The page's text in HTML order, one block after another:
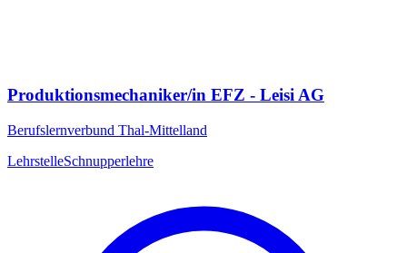
Produktionsmechaniker/in EFZ - Leisi AG
Berufslernverbund Thal-Mittelland
LehrstelleSchnupperlehre